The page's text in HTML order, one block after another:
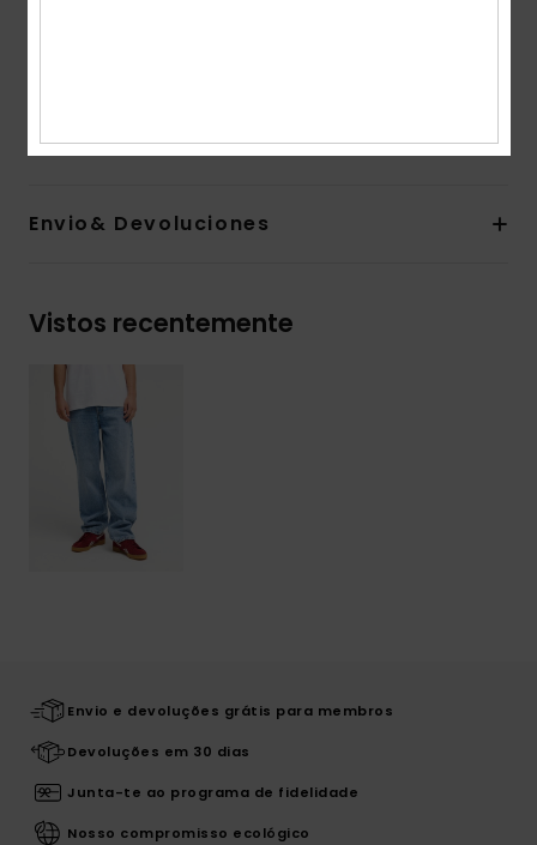
Envio& Devoluciones
Vistos recentemente
Envio e devoluções grátis para membros
Devoluções em 30 dias
Junta-te ao programa de fidelidade
Nosso compromisso ecológico